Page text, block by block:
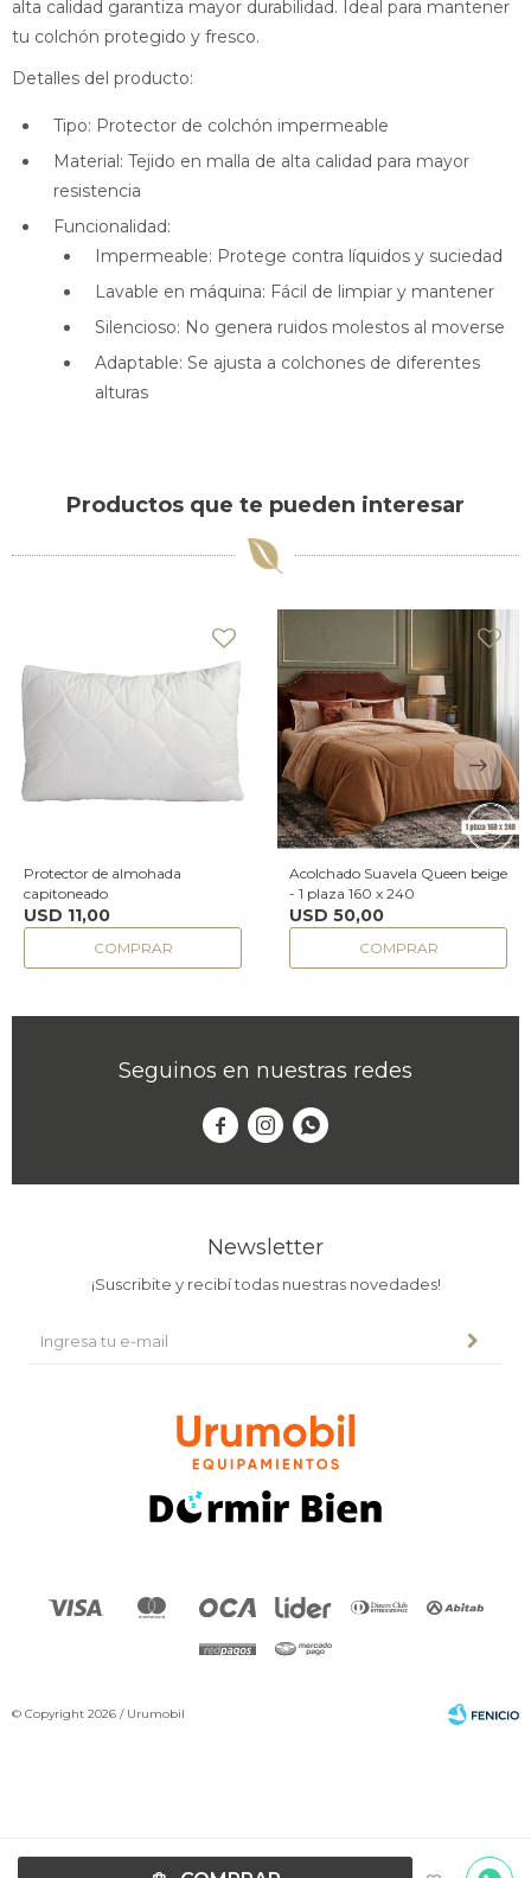
consultas
alta calidad garantiza mayor durabilidad. Ideal para mantener
tu colchón protegido y fresco.
Detalles del producto:
Tipo: Protector de colchón impermeable
Material: Tejido en malla de alta calidad para mayor
resistencia
Funcionalidad:
Impermeable: Protege contra líquidos y suciedad
Lavable en máquina: Fácil de limpiar y mantener
Silencioso: No genera ruidos molestos al moverse
Adaptable: Se ajusta a colchones de diferentes
alturas
Productos que te pueden interesar
Protector de almohada
capitoneado
USD 11,00
Acolchado Suavela Queen beige
- 1 plaza 160 x 240
USD 50,00
Seguinos en nuestras redes
  
Newsletter
¡Suscribite y recibí todas nuestras novedades!
© Copyright 2026 / Urumobil
Fenicio